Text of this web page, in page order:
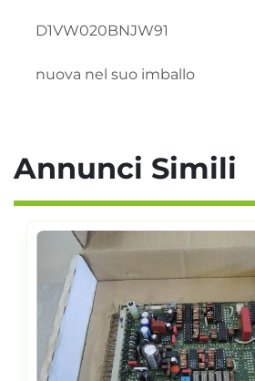
D1VW020BNJW91
nuova nel suo imballo
Annunci Simili